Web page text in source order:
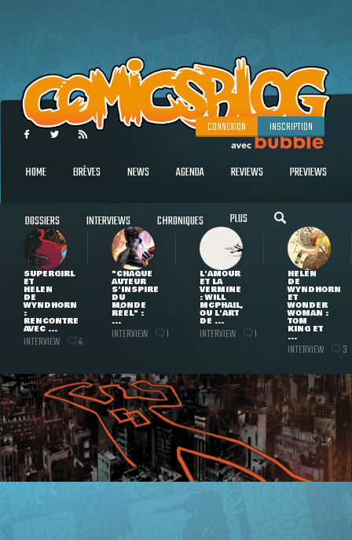
CONNEXION INSCRIPTION
HOME BRÈVES NEWS AGENDA REVIEWS PREVIEWS
DOSSIERS INTERVIEWS CHRONIQUES PLUS
SUPERGIRL
ET
HELEN
DE
WYNDHORN
:
RENCONTRE
AVEC ...
INTERVIEW 4
"CHAQUE
AUTEUR
S'INSPIRE
DU
MONDE
RÉEL" :
...
INTERVIEW 1
L'AMOUR
ET LA
VERMINE
: WILL
MCPHAIL,
OU L'ART
DE ...
INTERVIEW 1
HELEN
DE
WYNDHORN
ET
WONDER
WOMAN :
TOM
KING ET
...
INTERVIEW 3